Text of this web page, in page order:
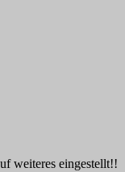
weiteres eingestellt!!